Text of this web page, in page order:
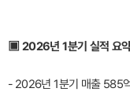
▣ 2026년 1분기 실적 요
- 2026년 1분기 매출